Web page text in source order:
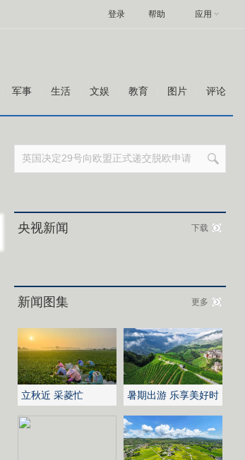
帮助 应用
登录
军事 生活 文娱 教育 图片 评论
央视新闻 下载
新闻图集 更多
立秋近 采菱忙
暑期出游 乐享美好时
光